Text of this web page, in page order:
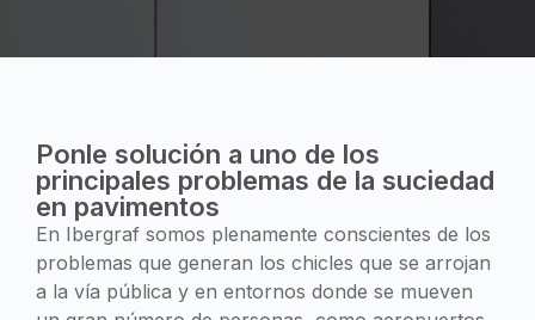
Ponle solución a uno de los
principales problemas de la suciedad
en pavimentos
En Ibergraf somos plenamente conscientes de los
problemas que generan los chicles que se arrojan
a la vía pública y en entornos donde se mueven